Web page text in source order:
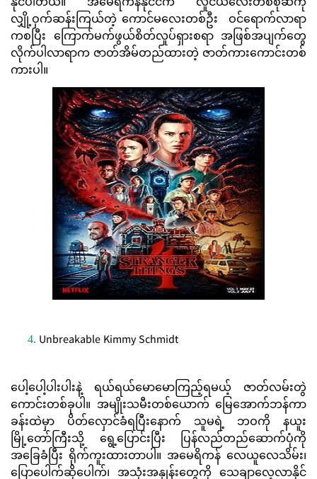
လျှို့ဝှက်ဆန်းကြယ်တဲ့ ကောင်မလေးတစ်ဦး ဝင်ရောက်လာရာ
ကစပြီး ကြောက်မက်ဖွယ်စိတ်လှုပ်ရှားစရာ အဖြစ်အပျက်တွေ
လိုက်ပါလာရာက ဇာတ်အိမ်တည်ထားတဲ့ ဇာတ်ကားကောင်းတစ်
ကားပါ။
Unbreakable Kimmy Schmidt
ပေါ့ပေါ့ပါးပါးနဲ့ ရယ်ရယ်မောမောကြည့်ရမယ့် ဇာတ်လမ်းတွဲ
ကောင်းတစ်ခုပါ။ အမျိုးသမီးတစ်ယောက် မြေအောက်ဘန်ကာ
ခန်းထဲမှာ ပိတ်လှောင်ခံရပြီးနောက် သူမရဲ့ ဘဝကို နယူး
မြို့တော်ကြီးသို့ ရွေ့ပြောင်းပြီး ပြန်လည်တည်ဆောက်ပုံကို
အခြေခံပြီး ရိုက်ကူးထားတာပါ။ အမေရိကန် လေယူလေသိမ်း၊
ပြောပေါက်ဆိုပေါက်၊ အသုံးအနှုန်းတွေကို သေချာလေ့လာနိုင်